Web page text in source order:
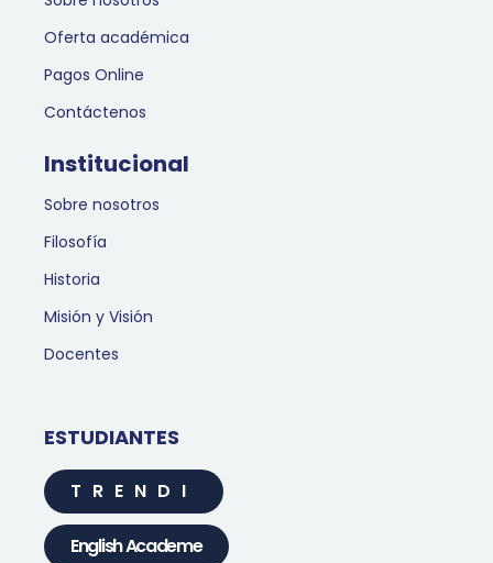
Oferta académica
Pagos Online
Contáctenos
Institucional
Sobre nosotros
Filosofía
Historia
Misión y Visión
Docentes
ESTUDIANTES
TRENDI
English Academe